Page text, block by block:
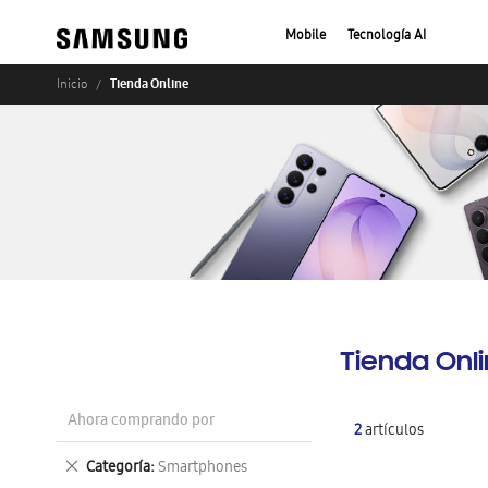
Mobile Tecnología AI
Inicio Tienda Online
Tienda
2artículos
Ahora comprando por
Categoría Smartphones
Eliminar